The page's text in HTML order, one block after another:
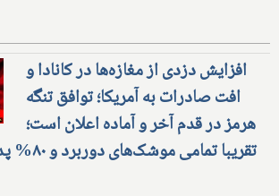
افزایش دزدی از مغازه‌ها در کانادا و
افت صادرات به آمریکا؛ توافق تنگه
هرمز در قدم آخر و آماده اعلان است؛
تقریبا